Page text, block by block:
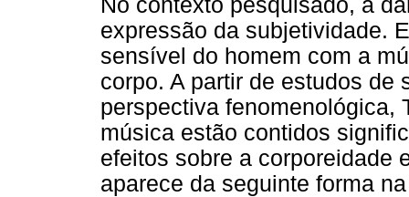
expressão da subjetividade.
sensível do homem com a
corpo. A partir de estudos de
perspectiva fenomenológica,
música estão contidos
efeitos sobre a corporeidade
aparece da seguinte forma